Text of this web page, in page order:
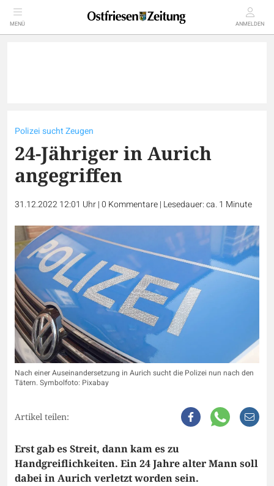
MENÜ ANMELDEN
Polizei sucht Zeugen
24-Jähriger in Aurich
angegriffen
31.12.2022 12:01 Uhr|0 Kommentare| Lesedauer: ca. 1 Minute
Nach einer Auseinandersetzung in Aurich sucht die Polizei nun nach den
Tätern. Symbolfoto: Pixabay
Artikel teilen:
Erst gab es Streit, dann kam es zu
Handgreiflichkeiten. Ein 24 Jahre alter Mann soll
dabei in Aurich verletzt worden sein.